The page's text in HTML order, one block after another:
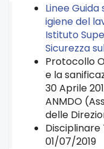
Linee
igiene del
Istituto
Sicurezza
Protocollo
e la
30 Aprile
ANMDO
delle
Disciplinare
01/07/2019